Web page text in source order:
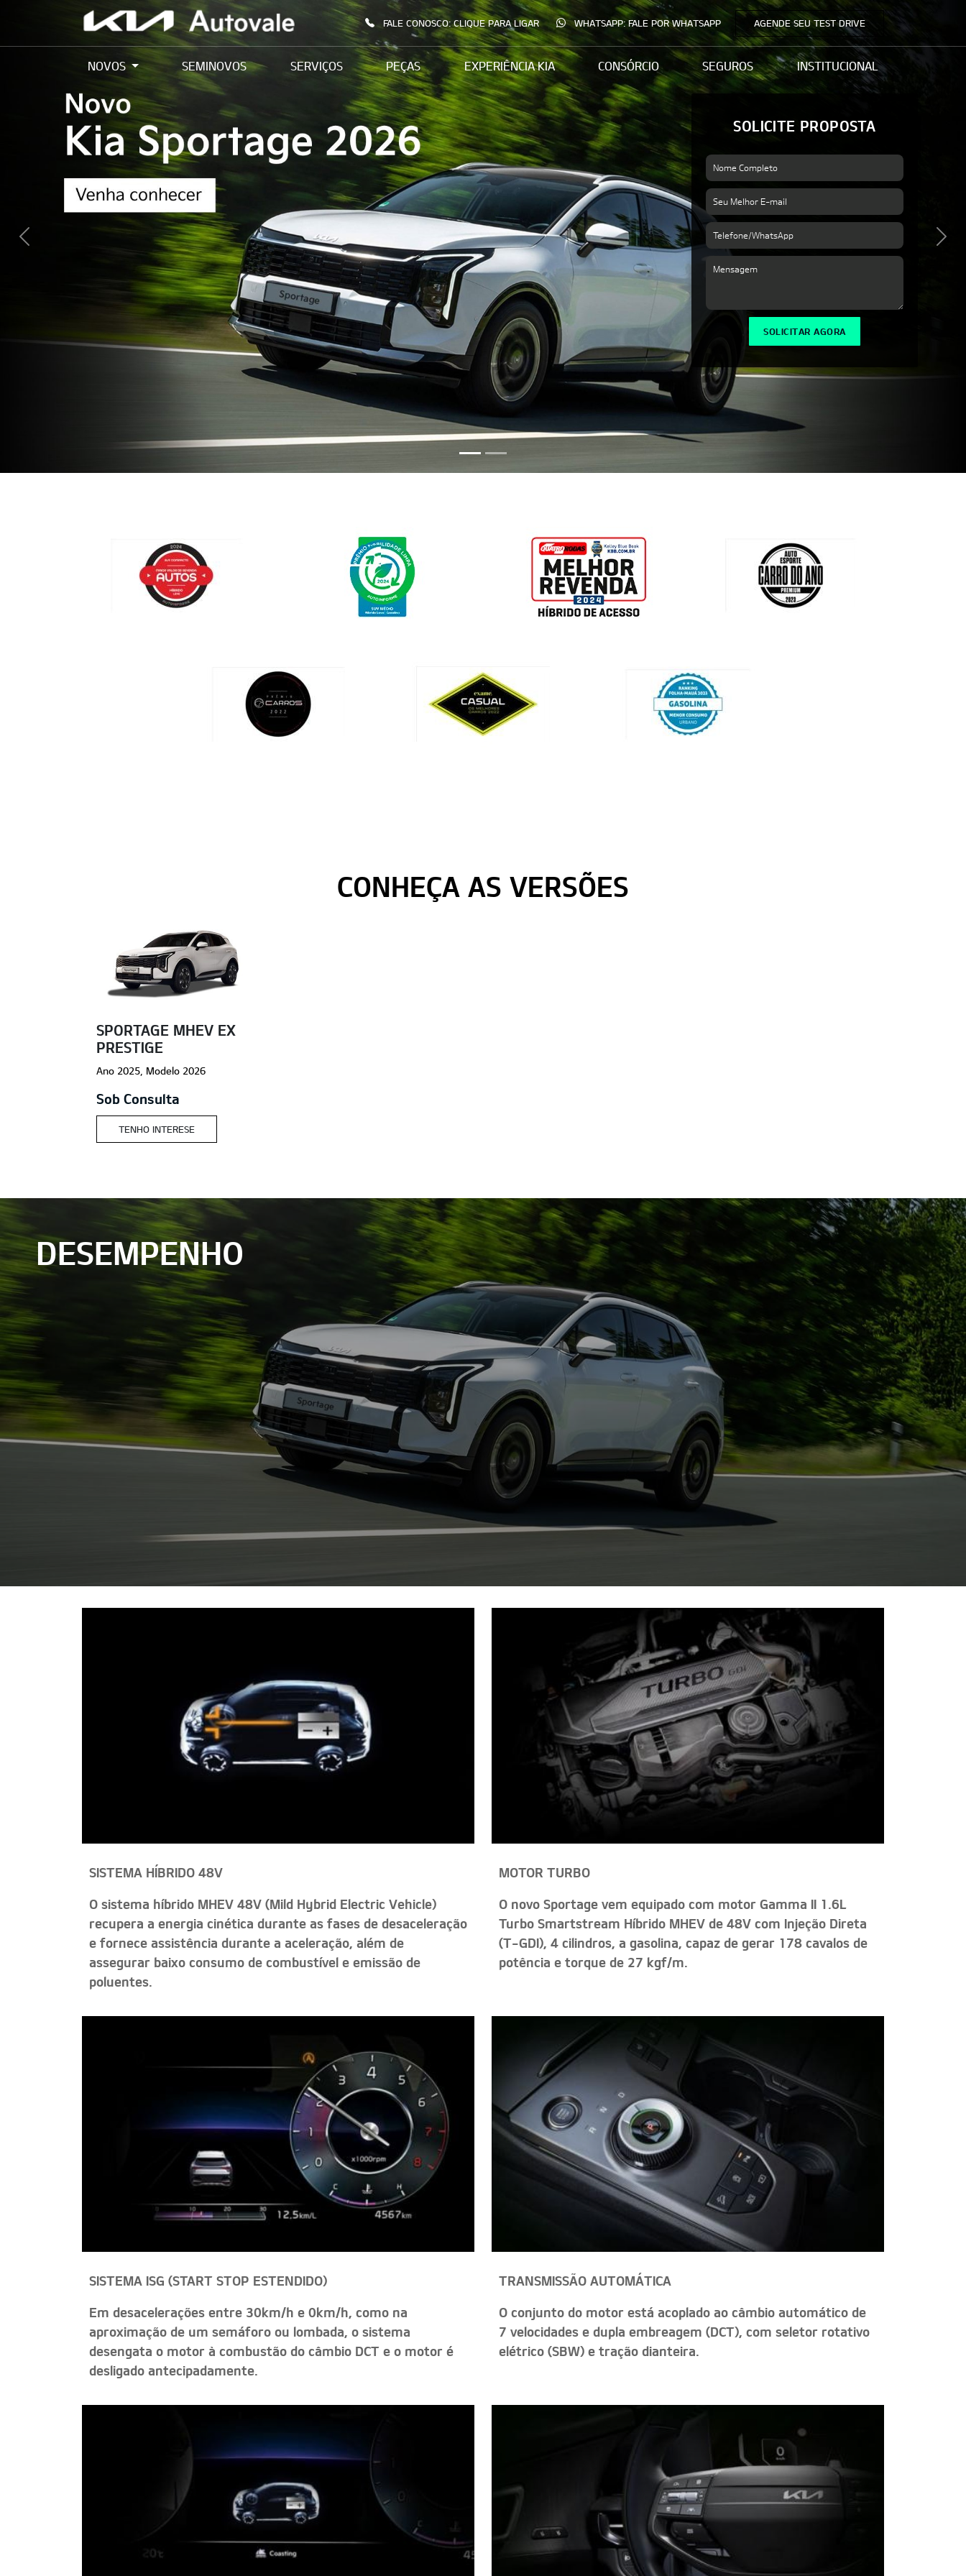
FALE CONOSCO: CLIQUE PARA LIGAR WHATSAPP: FALE POR WHATSAPP AGENDE SEU TEST DRIVE
NOVOS SEMINOVOS SERVIÇOS PEÇAS EXPERIÊNCIA KIA CONSÓRCIO SEGUROS INSTITUCIONAL
Previous Next
SOLICITE PROPOSTA
SOLICITAR AGORA
CONHEÇA AS VERSÕES
SPORTAGE MHEV EX
PRESTIGE
Ano 2025, Modelo 2026
Sob Consulta
TENHO INTERESE
DESEMPENHO
SISTEMA HÍBRIDO 48V
O sistema híbrido MHEV 48V (Mild Hybrid Electric Vehicle)
recupera a energia cinética durante as fases de desaceleração
e fornece assistência durante a aceleração, além de
assegurar baixo consumo de combustível e emissão de
poluentes.
MOTOR TURBO
O novo Sportage vem equipado com motor Gamma II 1.6L
Turbo Smartstream Híbrido MHEV de 48V com Injeção Direta
(T-GDI), 4 cilindros, a gasolina, capaz de gerar 178 cavalos de
potência e torque de 27 kgf/m.
SISTEMA ISG (START STOP ESTENDIDO)
Em desacelerações entre 30km/h e 0km/h, como na
aproximação de um semáforo ou lombada, o sistema
desengata o motor à combustão do câmbio DCT e o motor é
desligado antecipadamente.
TRANSMISSÃO AUTOMÁTICA
O conjunto do motor está acoplado ao câmbio automático de
7 velocidades e dupla embreagem (DCT), com seletor rotativo
elétrico (SBW) e tração dianteira.